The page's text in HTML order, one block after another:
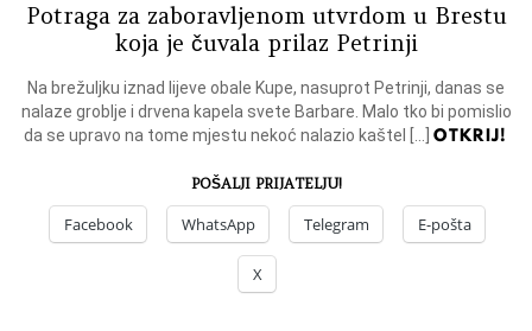
Potraga za zaboravljenom utvrdom u Brestu
koja je čuvala prilaz Petrinji
Na brežuljku iznad lijeve obale Kupe, nasuprot Petrinji, danas se
nalaze groblje i drvena kapela svete Barbare. Malo tko bi pomislio
da se upravo na tome mjestu nekoć nalazio kaštel […]OTKRIJ!
POŠALJI PRIJATELJU!
Facebook WhatsApp Telegram E-pošta
X